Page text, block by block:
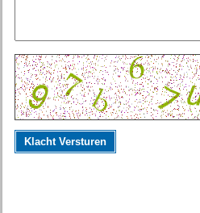
Klacht Versturen